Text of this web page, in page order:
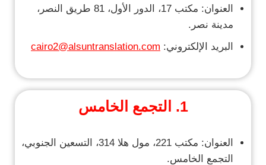
العنوان: مكتب 17، الدور الأول، 81 طريق النصر،
مدينة نصر.
البريد الإلكتروني: cairo2@alsuntranslation.com
1. التجمع الخامس
العنوان: مكتب 221، مول هلا 314، التسعين الجنوبي،
التجمع الخامس.